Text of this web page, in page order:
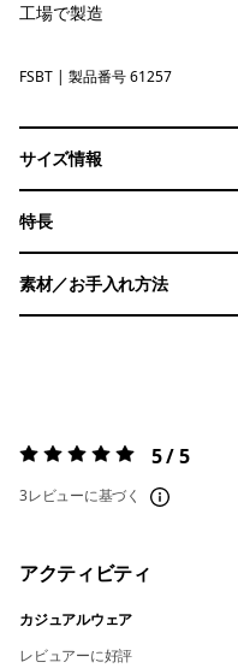
工場で製造
Fitz Roy Superbloom: Early Teal
FSBT | 製品番号 61257
サイズ情報
特長
素材／お手入れ方法
評価:5 / 5 5 / 5
3レビューに基づく
アクティビティ
カジュアルウェア
レビュアーに好評